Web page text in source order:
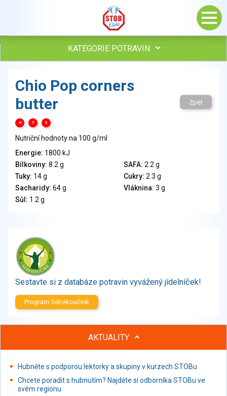
KATEGORIE POTRAVIN
Vejce
Mléko
Sýry
Veganské a vegetariánské výrobky
Tuky
Obiloviny, mouka, cereální výrobky
Chléb, pečivo, křehké chleby, pufované výrobky
Přílohy
Brambory, luštěniny, houby
Sladkosti, slané výrobky
Zmrzliny
Ochucovadla, přísady, sladidla
Sušené směsi
Polotovary, hotové pokrmy
Proteinové výrobky, doplňky stravy
Nápoje alkoholické
Restaurace, jídelny, hotová jídla
Fastfood
Studená kuchyně, lahůdkářské výrobky
Chio Pop corners
butter
H T S
Zpět
Nutriční hodnoty na 100 g/ml
Energie: 1800 kJ
Bílkoviny: 8.2 g SAFA: 2.2 g
Tuky: 14 g Cukry: 2.3 g
Sacharidy: 64 g Vláknina: 3 g
Sůl: 1.2 g
Sestavte si z databáze potravin vyvážený jídelníček!
Program Sebekoučink
AKTUALITY
Hubněte s podporou lektorky a skupiny v kurzech STOBu
Chcete poradit s hubnutím? Najděte si odborníka STOBu ve
svém regionu